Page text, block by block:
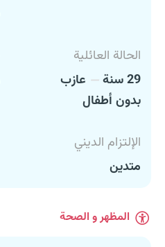
الحالة العائلية
29 سنة
عازب
بدون أطفال
الإلتزام الديني
متدين
المظهر و الصحة